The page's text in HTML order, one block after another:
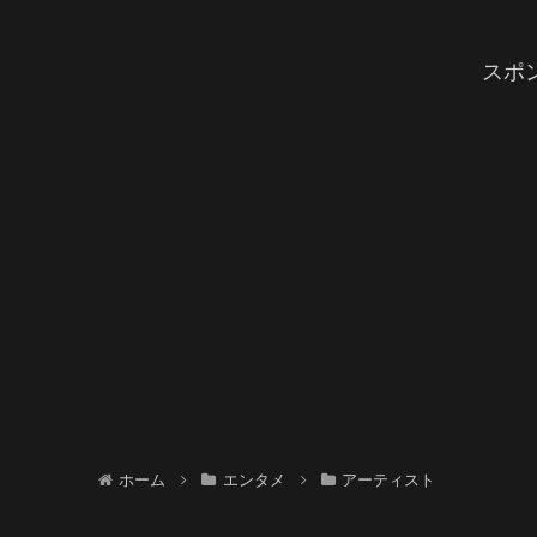
スポ
ホーム エンタメ アーティスト